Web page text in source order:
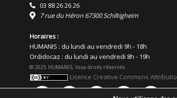
03 88 26 26 26
7 rue du Héron 67300 Schiltigheim
Horaires :
HUMANIS : du lundi au vendredi 9h - 18h
Ordidocaz : du lundi au vendredi 8h - 19h
© 2025 HUMANIS, tous droits réservés.
Licence Creative Commons